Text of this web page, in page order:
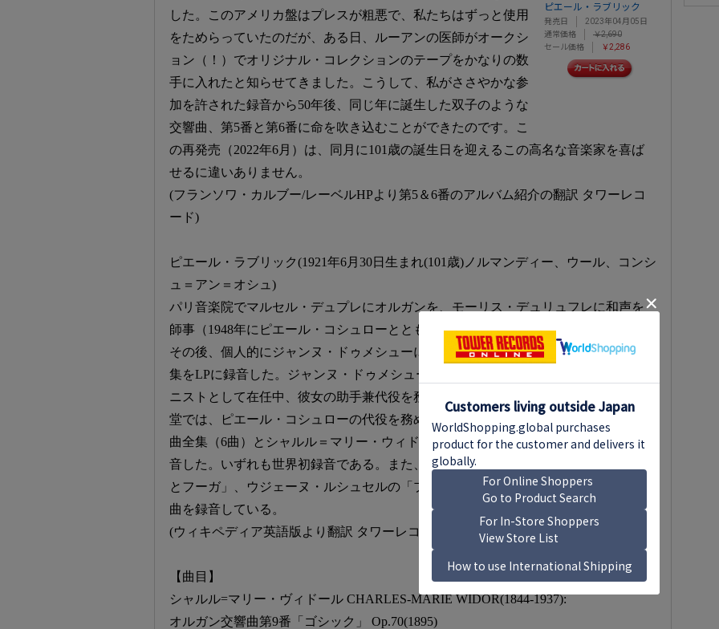
ピエール・ラブリック
発売日
2023年04月05日
通常価格
￥2,690
セール価格
￥2,286
した。このアメリカ盤はプレスが粗悪で、私たちはずっと使用
をためらっていたのだが、ある日、ルーアンの医師がオークシ
ョン（！）でオリジナル・コレクションのテープをかなりの数
手に入れたと知らせてきました。こうして、私がささやかな参
加を許された録音から50年後、同じ年に誕生した双子のような
交響曲、第5番と第6番に命を吹き込むことができたのです。こ
の再発売（2022年6月）は、同月に101歳の誕生日を迎えるこの高名な音楽家を喜ば
せるに違いありません。
(フランソワ・カルブー/レーベルHPより第5＆6番のアルバム紹介の翻訳 タワーレコ
ード)
ピエール・ラブリック(1921年6月30日生まれ(101歳)ノルマンディー、ウール、コンシ
ュ＝アン＝オシュ)
パリ音楽院でマルセル・デュプレにオルガンを、モーリス・デュリュフレに和声を
師事（1948年にピエール・コシュローとともにプルミエ・プリ＝一等賞を獲得）。
その後、個人的にジャンヌ・ドゥメシューにオルガンを学び、そのオルガン作品全
集をLPに録音した。ジャンヌ・ドゥメシューがパリのマドレーヌ寺院の首席オルガ
ニストとして在任中、彼女の助手兼代役を務めた。また、パリのノートルダム大聖
堂では、ピエール・コシュローの代役を務めた。ルイ・ヴィエルヌのオルガン交響
曲全集（6曲）とシャルル＝マリー・ウィドールのオルガン交響曲全集（10曲）を録
音した。いずれも世界初録音である。また、カミーユ・サン＝サーンスの「前奏曲
とフーガ」、ウジェーヌ・ルシュセルの「プロムナード・アン・プロヴァンス」全
曲を録音している。
(ウィキペディア英語版より翻訳 タワーレコード)
【曲目】
シャルル=マリー・ヴィドール CHARLES-MARIE WIDOR(1844-1937):
オルガン交響曲第9番「ゴシック」 Op.70(1895)